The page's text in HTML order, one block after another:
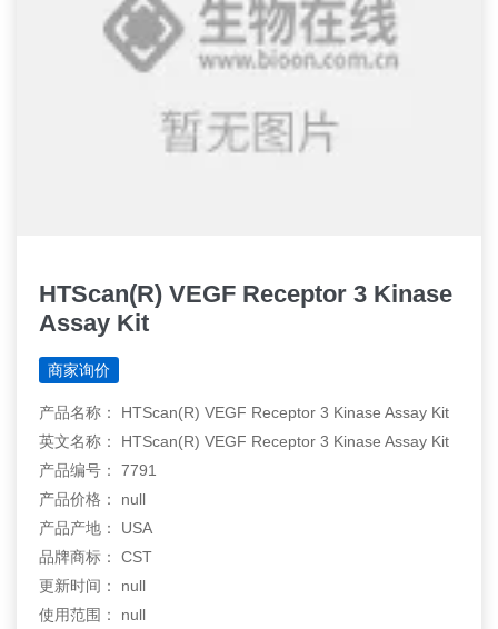
HTScan(R) VEGF Receptor 3 Kinase
Assay Kit
商家询价
产品名称： HTScan(R) VEGF Receptor 3 Kinase Assay Kit
英文名称： HTScan(R) VEGF Receptor 3 Kinase Assay Kit
产品编号： 7791
产品价格： null
产品产地： USA
品牌商标： CST
更新时间： null
使用范围： null